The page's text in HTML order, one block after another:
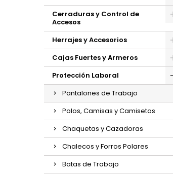
Cerraduras y Control de
Accesos
Herrajes y Accesorios
Cajas Fuertes y Armeros
Protección Laboral
Pantalones de Trabajo
Polos, Camisas y Camisetas
Chaquetas y Cazadoras
Chalecos y Forros Polares
Batas de Trabajo